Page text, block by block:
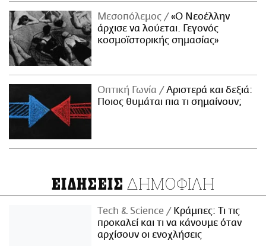
Μεσοπόλεμος
«Ο Νεοέλλην
άρχισε να λούεται. Γεγονός
κοσμοϊστορικής σημασίας»
Οπτική Γωνία
Αριστερά και δεξιά:
Ποιος θυμάται πια τι σημαίνουν;
ΕΙΔΗΣΕΙΣ ΔΗΜΟΦΙΛΗ
Τech & Science
Κράμπες: Τι τις
προκαλεί και τι να κάνουμε όταν
αρχίσουν οι ενοχλήσεις